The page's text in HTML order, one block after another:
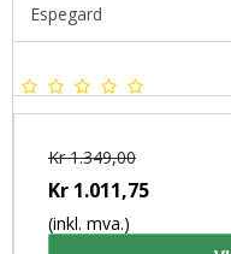
Espegard
Kr 1.349,00
Kr 1.011,75
(inkl. mva.)